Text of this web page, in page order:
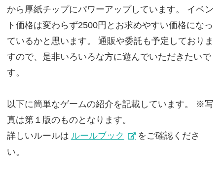
から厚紙チップにパワーアップしています。 イベン
ト価格は変わらず2500円とお求めやすい価格になっ
ているかと思います。 通販や委託も予定しておりま
すので、是非いろいろな方に遊んでいただきたいで
す。
以下に簡単なゲームの紹介を記載しています。 ※写
真は第１版のものとなります。
詳しいルールは ルールブック
をご確認くださ
い。